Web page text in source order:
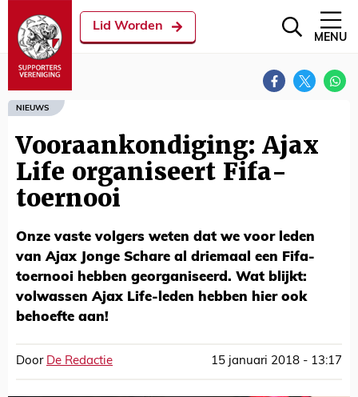
Lid Worden
MENU
NIEUWS
Vooraankondiging: Ajax
Life organiseert Fifa-
toernooi
Onze vaste volgers weten dat we voor leden
van Ajax Jonge Schare al driemaal een Fifa-
toernooi hebben georganiseerd. Wat blijkt:
volwassen Ajax Life-leden hebben hier ook
behoefte aan!
Door De Redactie 15 januari 2018 - 13:17